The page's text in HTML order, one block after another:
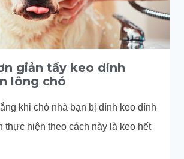
giản tẩy keo dính
lông chó
khi chó nhà bạn bị dính keo dính
thực hiện theo cách này là keo hết